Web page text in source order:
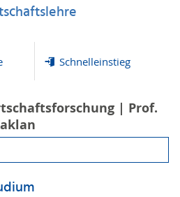
Schnelleinstieg
| Prof.